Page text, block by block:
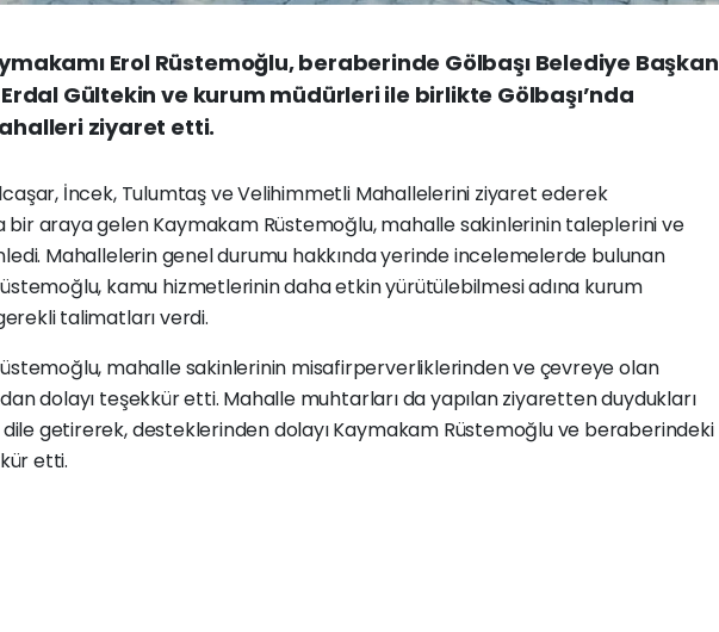
Erol Rüstemoğlu, beraberinde Gölbaşı Belediye Başkan
Erdal Gültekin ve kurum müdürleri ile birlikte Gölbaşı’nda
ziyaret etti.
İncek, Tulumtaş ve Velihimmetli Mahallelerini ziyaret ederek
araya gelen Kaymakam Rüstemoğlu, mahalle sakinlerinin taleplerini ve
Mahallelerin genel durumu hakkında yerinde incelemelerde bulunan
kamu hizmetlerinin daha etkin yürütülebilmesi adına kurum
talimatları verdi.
mahalle sakinlerinin misafirperverliklerinden ve çevreye olan
dolayı teşekkür etti. Mahalle muhtarları da yapılan ziyaretten duydukları
getirerek, desteklerinden dolayı Kaymakam Rüstemoğlu ve beraberindeki
etti.